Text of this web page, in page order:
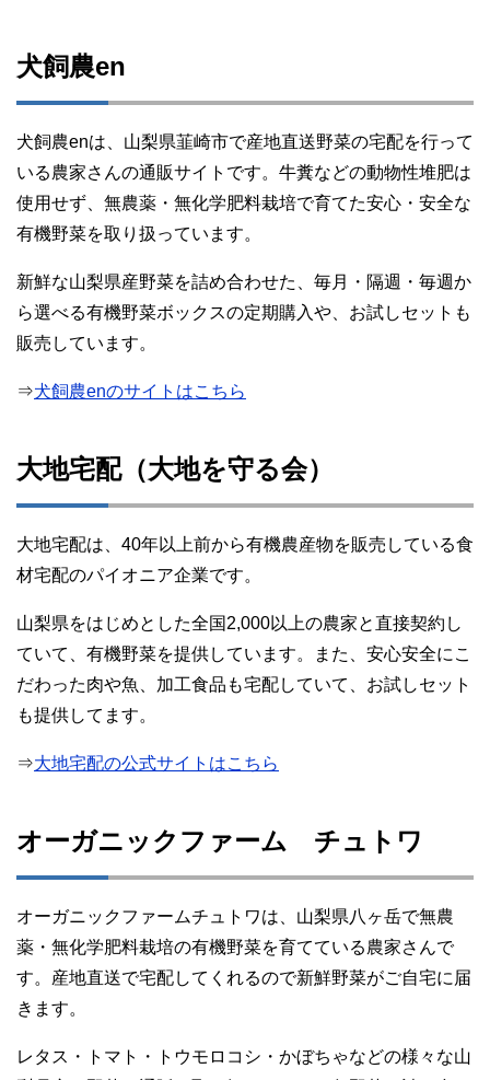
犬飼農en
犬飼農enは、山梨県韮崎市で産地直送野菜の宅配を行って
いる農家さんの通販サイトです。牛糞などの動物性堆肥は
使用せず、無農薬・無化学肥料栽培で育てた安心・安全な
有機野菜を取り扱っています。
新鮮な山梨県産野菜を詰め合わせた、毎月・隔週・毎週か
ら選べる有機野菜ボックスの定期購入や、お試しセットも
販売しています。
⇒犬飼農enのサイトはこちら
大地宅配（大地を守る会）
大地宅配は、40年以上前から有機農産物を販売している食
材宅配のパイオニア企業です。
山梨県をはじめとした全国2,000以上の農家と直接契約し
ていて、有機野菜を提供しています。また、安心安全にこ
だわった肉や魚、加工食品も宅配していて、お試しセット
も提供してます。
⇒大地宅配の公式サイトはこちら
オーガニックファーム チュトワ
オーガニックファームチュトワは、山梨県八ヶ岳で無農
薬・無化学肥料栽培の有機野菜を育てている農家さんで
す。産地直送で宅配してくれるので新鮮野菜がご自宅に届
きます。
レタス・トマト・トウモロコシ・かぼちゃなどの様々な山